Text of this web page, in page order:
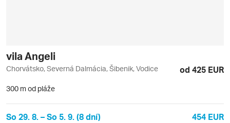
vila Angeli
Chorvátsko, Severná Dalmácia, Šibenik, Vodice od 425 EUR
300 m od pláže
So 29. 8. – So 5. 9. (8 dní) 454 EUR